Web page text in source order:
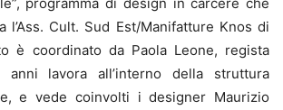
l’Ass. Cult. Sud Est/Manifatture Knos di
è coordinato da Paola Leone, regista
lavora all’interno della struttura
e vede coinvolti i designer Maurizio